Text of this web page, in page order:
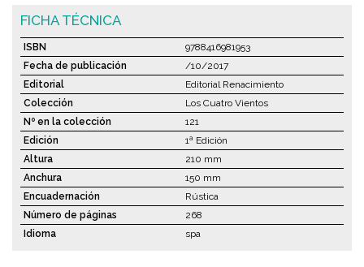
FICHA TÉCNICA
ISBN
9788416981953
Fecha de publicación
/10/2017
Editorial
Editorial Renacimiento
Colección
Los Cuatro Vientos
Nº en la colección
121
Edición
1ª Edición
Altura
210 mm
Anchura
150 mm
Encuadernación
Rústica
Número de páginas
268
Idioma
spa